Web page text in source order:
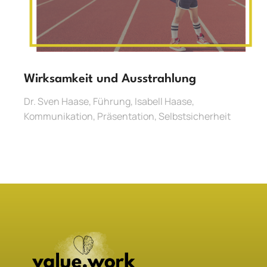
Wirksamkeit und Ausstrahlung
Dr. Sven Haase, Führung, Isabell Haase,
Kommunikation, Präsentation,Selbstsicherheit